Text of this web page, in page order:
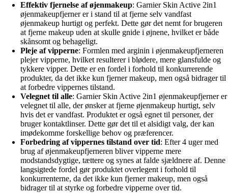
Effektiv fjernelse af øjenmakeup: Garnier Skin Active 2in1
øjenmakeupfjerner er i stand til at fjerne selv vandfast
øjenmakeup hurtigt og perfekt. Dette gør det nemt for brugeren
at fjerne makeup uden at skulle gnide i øjnene, hvilket er både
skånsomt og behageligt.
Pleje af vipperne: Formlen med arginin i øjenmakeupfjerneren
plejer vipperne, hvilket resulterer i blødere, mere glansfulde og
tykkere vipper. Dette er en fordel i forhold til konkurrerende
produkter, da det ikke kun fjerner makeup, men også bidrager til
at forbedre vippernes tilstand.
Velegnet til alle: Garnier Skin Active 2in1 øjenmakeupfjerner er
velegnet til alle, der ønsker at fjerne øjenmakeup hurtigt, selv
hvis det er vandfast. Produktet er også egnet til personer, der
bruger kontaktlinser. Dette gør det til et alsidigt valg, der kan
imødekomme forskellige behov og præferencer.
Forbedring af vippernes tilstand over tid: Efter 4 uger med
brug af øjenmakeupfjerneren bliver vipperne mere
modstandsdygtige, tættere og synes at falde sjældnere af. Denne
langsigtede fordel gør produktet overlegent i forhold til
konkurrenterne, da det ikke kun fjerner makeup, men også
bidrager til at styrke og forbedre vipperne over tid.